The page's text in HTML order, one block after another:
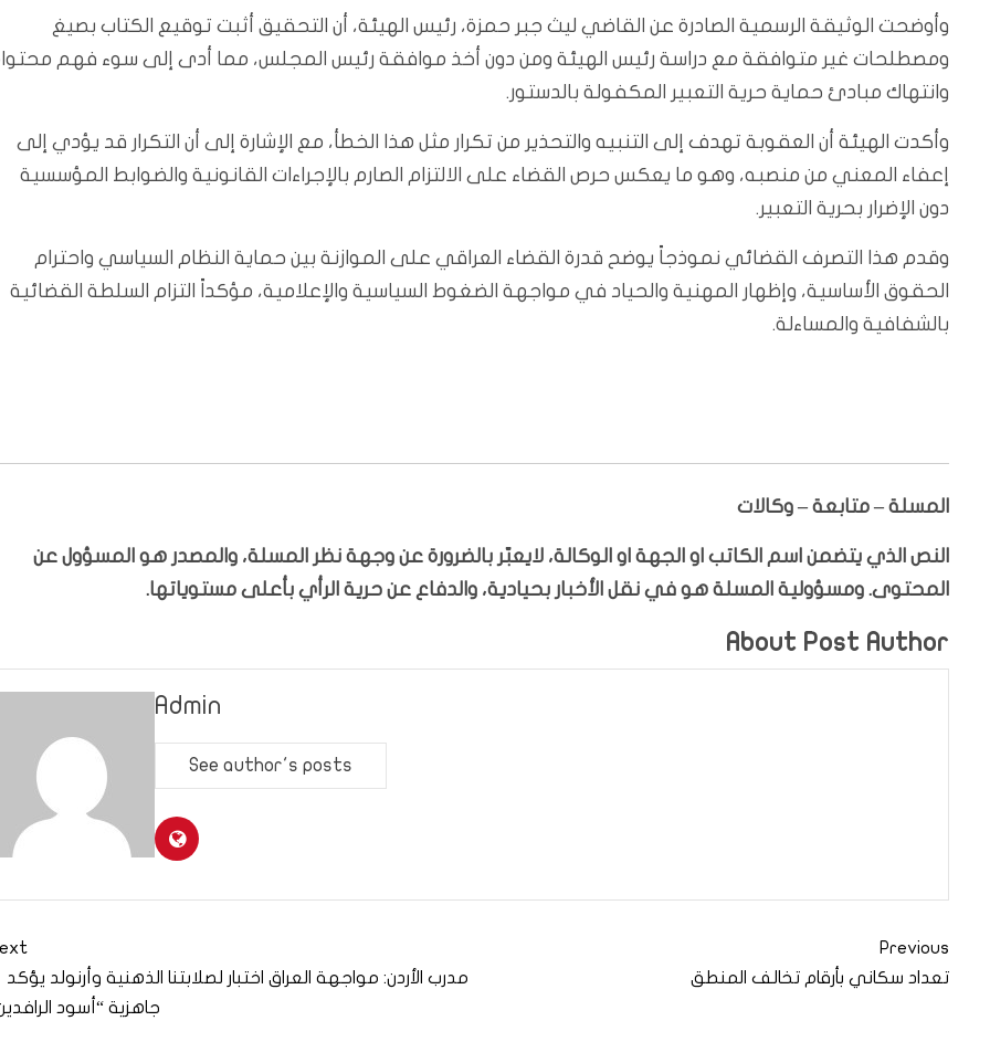
وأوضحت الوثيقة الرسمية الصادرة عن القاضي ليث جبر حمزة، رئيس الهيئة، أن التحقيق أثبت توقيع الكتاب بصيغ
ومصطلحات غير متوافقة مع دراسة رئيس الهيئة ومن دون أخذ موافقة رئيس المجلس، مما أدى إلى سوء فهم
وانتهاك مبادئ حماية حرية التعبير المكفولة بالدستور.
وأكدت الهيئة أن العقوبة تهدف إلى التنبيه والتحذير من تكرار مثل هذا الخطأ، مع الإشارة إلى أن التكرار قد يؤدي إلى
إعفاء المعني من منصبه، وهو ما يعكس حرص القضاء على الالتزام الصارم بالإجراءات القانونية والضوابط المؤسسية
دون الإضرار بحرية التعبير.
وقدم هذا التصرف القضائي نموذجاً يوضح قدرة القضاء العراقي على الموازنة بين حماية النظام السياسي واحترام
الحقوق الأساسية، وإظهار المهنية والحياد في مواجهة الضغوط السياسية والإعلامية، مؤكداً التزام السلطة القضائية
بالشفافية والمساءلة.
المسلة – متابعة – وكالات
النص الذي يتضمن اسم الكاتب او الجهة او الوكالة، لايعبّر بالضرورة عن وجهة نظر المسلة، والمصدر هو المسؤول عن
المحتوى. ومسؤولية المسلة هو في نقل الأخبار بحيادية، والدفاع عن حرية الرأي بأعلى مستوياتها.
About Post Author
Admin
See author's posts
Previous
تعداد سكاني بأرقام تخالف المنطق
مدرب الأردن: مواجهة العراق اختبار لصلابتنا الذهنية وأرنولد يؤكد
جاهزية “أسود